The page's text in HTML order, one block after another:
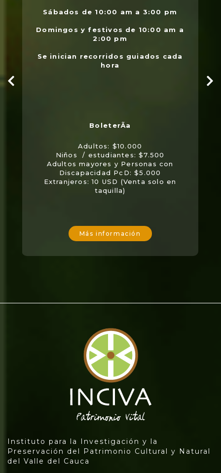
Sábados de 10:00 am a 3:00 pm
Domingos y festivos de 10:00 am a
2:00 pm
Se inician recorridos guiados cada
hora
Adultos: $10.000
Niños / estudiantes: $7.500
Adultos mayores y Personas con
Discapacidad PcD: $5.000
Extranjeros: 10 USD (Venta solo en
taquilla)
Más información
Instituto para la Investigación y la
Preservación del Patrimonio Cultural y Natural
del Valle del Cauca